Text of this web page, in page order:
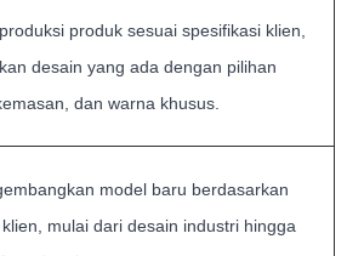
produk sesuai spesifikasi klien,
desain yang ada dengan pilihan
dan warna khusus.
model baru berdasarkan
mulai dari desain industri hingga